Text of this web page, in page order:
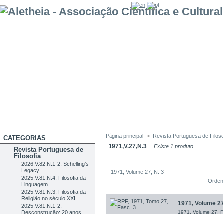
CATEGORIAS
Revista Portuguesa de
Filosofia
2026,V.82,N.1-2, Schelling’s
Legacy
2025,V.81,N.4, Filosofia da
Linguagem
2025,V.81,N.3, Filosofia da
Religião no século XXI
2025,V.81,N.1-2,
Desconstrução: 20 anos
Página principal > Revista Portuguesa de
1971,V.27,N.3 Existe 1 produto.
1971, Volume 27, N. 3
1971, Volume
1971, Volume 27,